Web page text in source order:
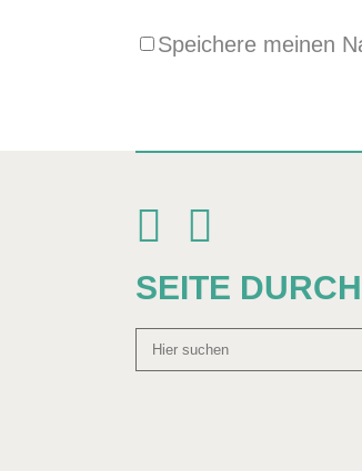
Speichere meinen
SEITE